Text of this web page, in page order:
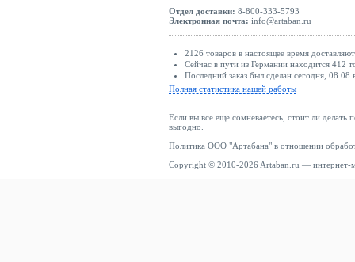
Отдел доставки: 8-800-333-5793
Электронная почта: info@artaban.ru
2126 товаров в настоящее время
Сейчас в пути из Германии находится 412
Последний заказ был сделан сегодня, 08.08
Полная статистика нашей работы
Если вы все еще сомневаетесь, стоит ли делать
выгодно.
Политика ООО "Артабана" в отношении
Copyright © 2010-2026 Artaban.ru — интернет-